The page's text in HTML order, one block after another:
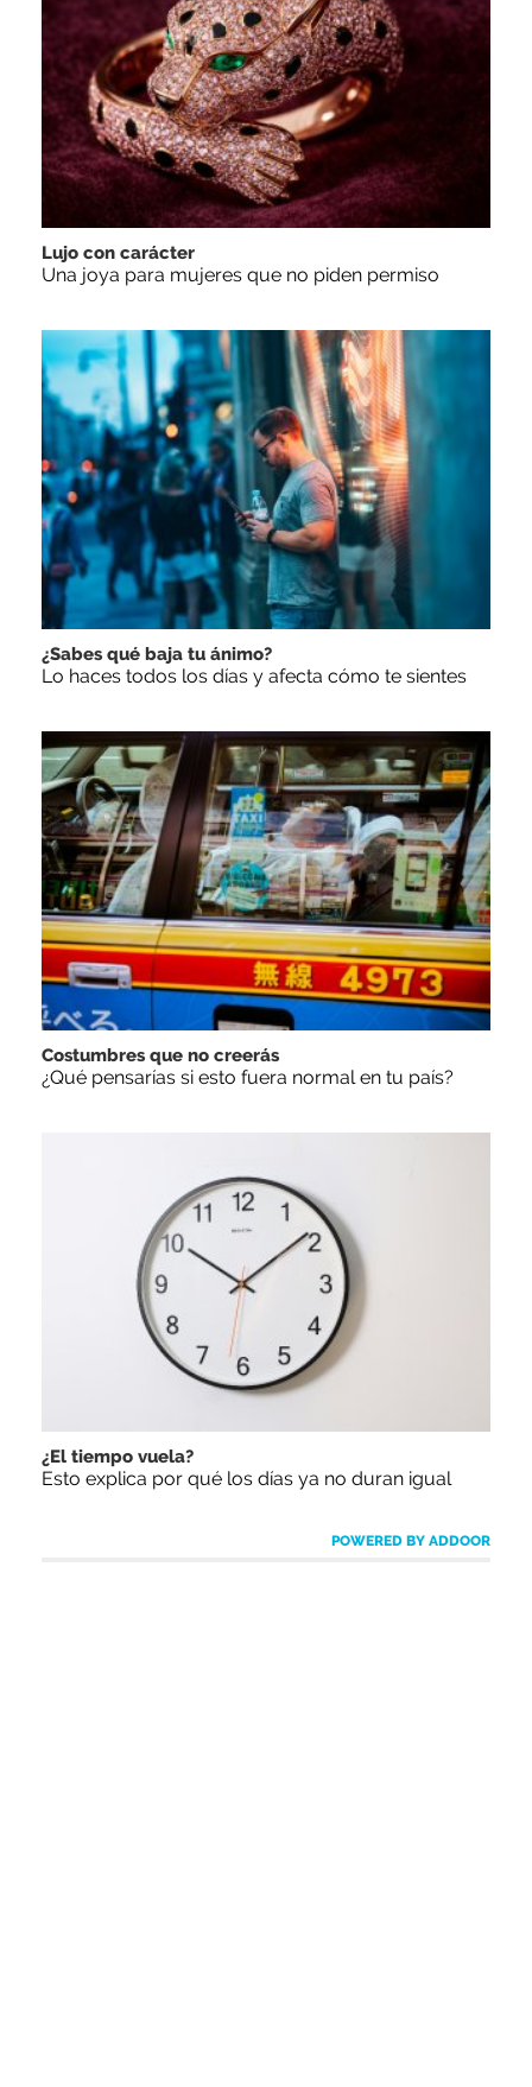
Lujo con carácter
Una joya para mujeres que no piden permiso
¿Sabes qué baja tu ánimo?
Lo haces todos los días y afecta cómo te sientes
Costumbres que no creerás
¿Qué pensarías si esto fuera normal en tu país?
¿El tiempo vuela?
Esto explica por qué los días ya no duran igual
POWERED BY ADDOOR